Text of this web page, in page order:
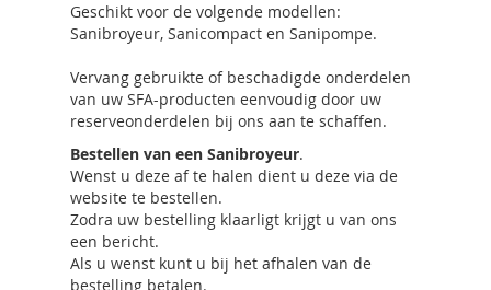
Geschikt voor de volgende modellen:
Sanibroyeur, Sanicompact en Sanipompe.
Vervang gebruikte of beschadigde onderdelen
van uw SFA-producten eenvoudig door uw
reserveonderdelen bij ons aan te schaffen.
Bestellen van een Sanibroyeur.
Wenst u deze af te halen dient u deze via de
website te bestellen.
Zodra uw bestelling klaarligt krijgt u van ons
een bericht.
Als u wenst kunt u bij het afhalen van de
bestelling betalen.